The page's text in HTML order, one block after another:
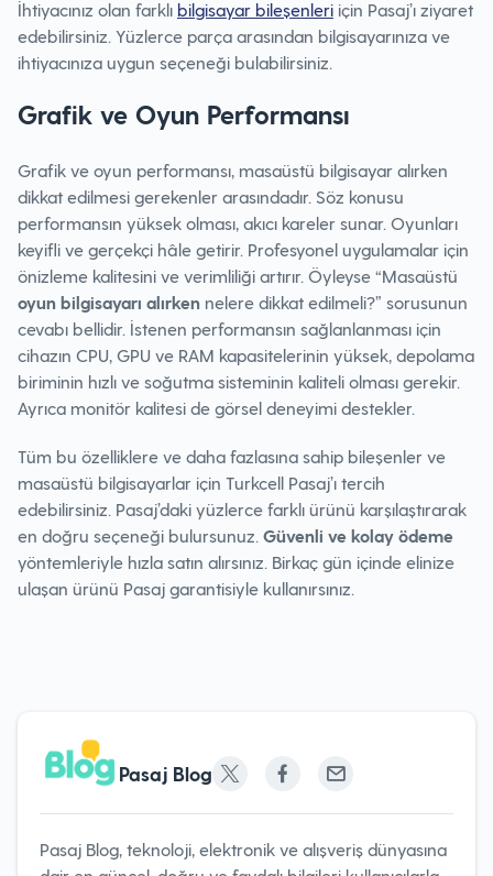
İhtiyacınız olan farklı bilgisayar bileşenleri için Pasaj’ı ziyaret
edebilirsiniz. Yüzlerce parça arasından bilgisayarınıza ve
ihtiyacınıza uygun seçeneği bulabilirsiniz.
Grafik ve Oyun Performansı
Grafik ve oyun performansı, masaüstü bilgisayar alırken
dikkat edilmesi gerekenler arasındadır. Söz konusu
performansın yüksek olması, akıcı kareler sunar. Oyunları
keyifli ve gerçekçi hâle getirir. Profesyonel uygulamalar için
önizleme kalitesini ve verimliliği artırır. Öyleyse “Masaüstü
oyun bilgisayarı alırken nelere dikkat edilmeli?” sorusunun
cevabı bellidir. İstenen performansın sağlanlanması için
cihazın CPU, GPU ve RAM kapasitelerinin yüksek, depolama
biriminin hızlı ve soğutma sisteminin kaliteli olması gerekir.
Ayrıca monitör kalitesi de görsel deneyimi destekler.
Tüm bu özelliklere ve daha fazlasına sahip bileşenler ve
masaüstü bilgisayarlar için Turkcell Pasaj’ı tercih
edebilirsiniz. Pasaj’daki yüzlerce farklı ürünü karşılaştırarak
en doğru seçeneği bulursunuz. Güvenli ve kolay ödeme
yöntemleriyle hızla satın alırsınız. Birkaç gün içinde elinize
ulaşan ürünü Pasaj garantisiyle kullanırsınız.
Pasaj Blog
Pasaj Blog, teknoloji, elektronik ve alışveriş dünyasına